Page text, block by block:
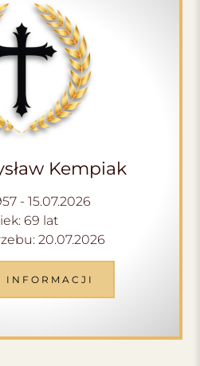
Kempiak
- 15.07.2026
69 lat
20.07.2026
INFORMACJI